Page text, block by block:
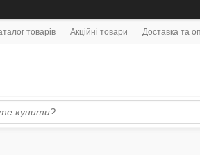
товарів Акційні товари Доставка та